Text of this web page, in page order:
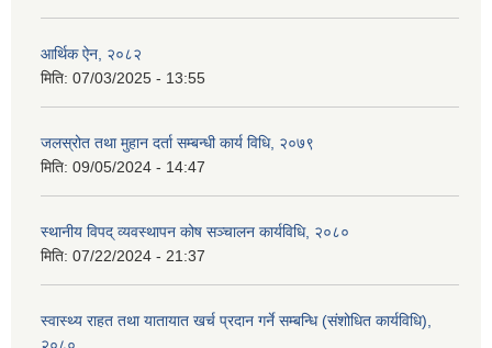
आर्थिक ऐन, २०८२
मिति: 07/03/2025 - 13:55
जलस्रोत तथा मुहान दर्ता सम्बन्धी कार्य विधि, २०७९
मिति: 09/05/2024 - 14:47
स्थानीय विपद् व्यवस्थापन कोष सञ्चालन कार्यविधि, २०८०
मिति: 07/22/2024 - 21:37
स्वास्थ्य राहत तथा यातायात खर्च प्रदान गर्ने सम्बन्धि (संशोधित कार्यविधि),